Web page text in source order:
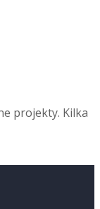
projekty. Kilka